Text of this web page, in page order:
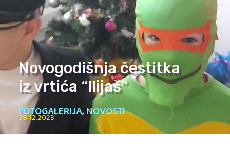
Novogodišnja čestitka
iz vrtića “Ilijaš”
FOTOGALERIJA,NOVOSTI
28.12.2023